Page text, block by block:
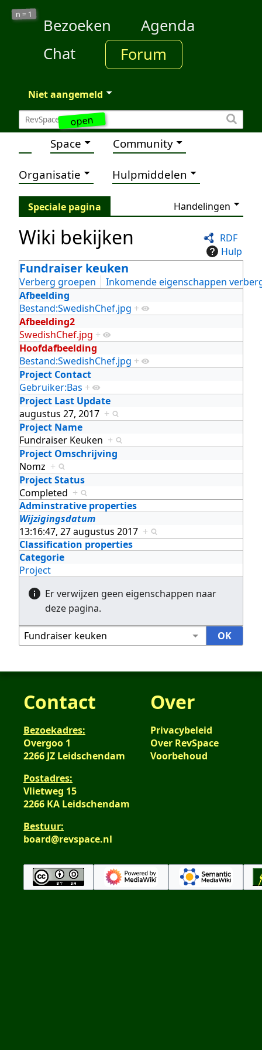
open
n = 1
Bezoeken
Agenda
Chat
Forum
Niet aangemeld
Space Community
Organisatie Hulpmiddelen
Speciale pagina Handelingen
RDF
Hulp
Wiki bekijken
Fundraiser keuken
Verberg groepen
Inkomende eigenschappen
Afbeelding
Bestand:SwedishChef.jpg +
Afbeelding2
SwedishChef.jpg +
Hoofdafbeelding
Bestand:SwedishChef.jpg +
Project Contact
Gebruiker:Bas +
Project Last Update
augustus 27, 2017 +
Project Name
Fundraiser Keuken +
Project Omschrijving
Nomz +
Project Status
Completed +
Adminstrative properties
Wijzigingsdatum
13:16:47, 27 augustus 2017 +
Classification properties
Categorie
Project
Er verwijzen geen eigenschappen naar
deze pagina.
Contact
Bezoekadres:
Overgoo 1
2266 JZ Leidschendam
Postadres:
Vlietweg 15
2266 KA Leidschendam
Bestuur:
board@revspace.nl
Over
Privacybeleid
Over RevSpace
Voorbehoud